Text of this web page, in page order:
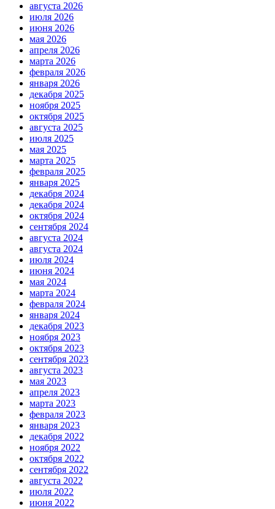
августа 2026
июля 2026
июня 2026
мая 2026
апреля 2026
марта 2026
февраля 2026
января 2026
декабря 2025
ноября 2025
октября 2025
августа 2025
июля 2025
мая 2025
марта 2025
февраля 2025
января 2025
декабря 2024
декабря 2024
октября 2024
сентября 2024
августа 2024
августа 2024
июля 2024
июня 2024
мая 2024
марта 2024
февраля 2024
января 2024
декабря 2023
ноября 2023
октября 2023
сентября 2023
августа 2023
мая 2023
апреля 2023
марта 2023
февраля 2023
января 2023
декабря 2022
ноября 2022
октября 2022
сентября 2022
августа 2022
июля 2022
июня 2022